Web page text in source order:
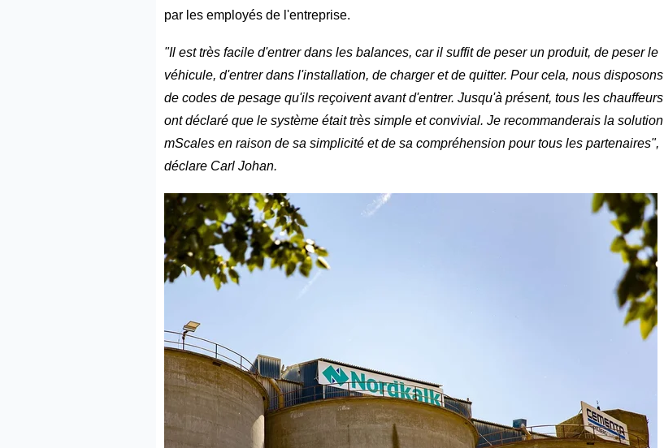
par les employés de l'entreprise.
"Il est très facile d'entrer dans les balances, car il suffit de peser un produit, de peser le
véhicule, d'entrer dans l'installation, de charger et de quitter. Pour cela, nous disposons
de codes de pesage qu'ils reçoivent avant d'entrer. Jusqu'à présent, tous les chauffeurs
ont déclaré que le système était très simple et convivial. Je recommanderais la solution
mScales en raison de sa simplicité et de sa compréhension pour tous les partenaires",
déclare Carl Johan.